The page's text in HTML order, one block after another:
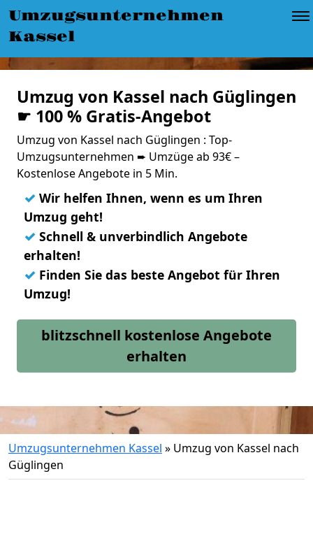
Umzugsunternehmen
Kassel
Umzug von Kassel nach Güglingen
☛ 100 % Gratis-Angebot
Umzug von Kassel nach Güglingen : Top-
Umzugsunternehmen ➨ Umzüge ab 93€ –
Kostenlose Angebote in 5 Min.
✓ Wir helfen Ihnen, wenn es um Ihren
Umzug geht!
✓ Schnell & unverbindlich Angebote
erhalten!
✓ Finden Sie das beste Angebot für Ihren
Umzug!
blitzschnell kostenlose Angebote
erhalten
Umzugsunternehmen Kassel » Umzug von Kassel nach
Güglingen